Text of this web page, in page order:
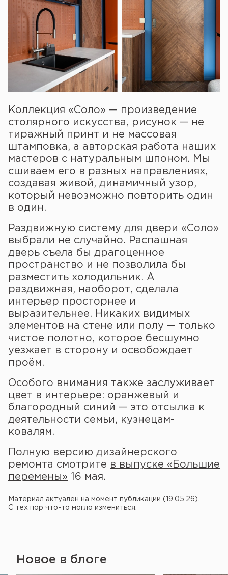
Коллекция «Соло» — произведение
столярного искусства, рисунок — не
тиражный принт и не массовая
штамповка, а авторская работа наших
мастеров с натуральным шпоном. Мы
сшиваем его в разных направлениях,
создавая живой, динамичный узор,
который невозможно повторить один
в один.
Раздвижную систему для двери «Соло»
выбрали не случайно. Распашная
дверь съела бы драгоценное
пространство и не позволила бы
разместить холодильник. А
раздвижная, наоборот, сделала
интерьер просторнее и
выразительнее. Никаких видимых
элементов на стене или полу — только
чистое полотно, которое бесшумно
уезжает в сторону и освобождает
проём.
Особого внимания также заслуживает
цвет в интерьере: оранжевый и
благородный синий — это отсылка к
деятельности семьи, кузнецам-
ковалям.
Полную версию дизайнерского
ремонта смотрите в выпуске «Большие
перемены» 16 мая.
Материал актуален на момент публикации (19.05.26).
С тех пор что-то могло измениться.
Новое в блоге